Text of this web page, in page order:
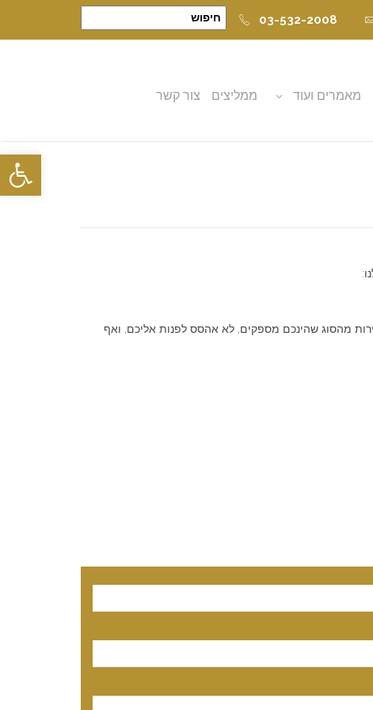
פתח
03-532-2008
מאמרים ועוד ממליצים צור קשר
מהסוג שהינכם מספקים, לא אהסס לפנות אליכם, ואף